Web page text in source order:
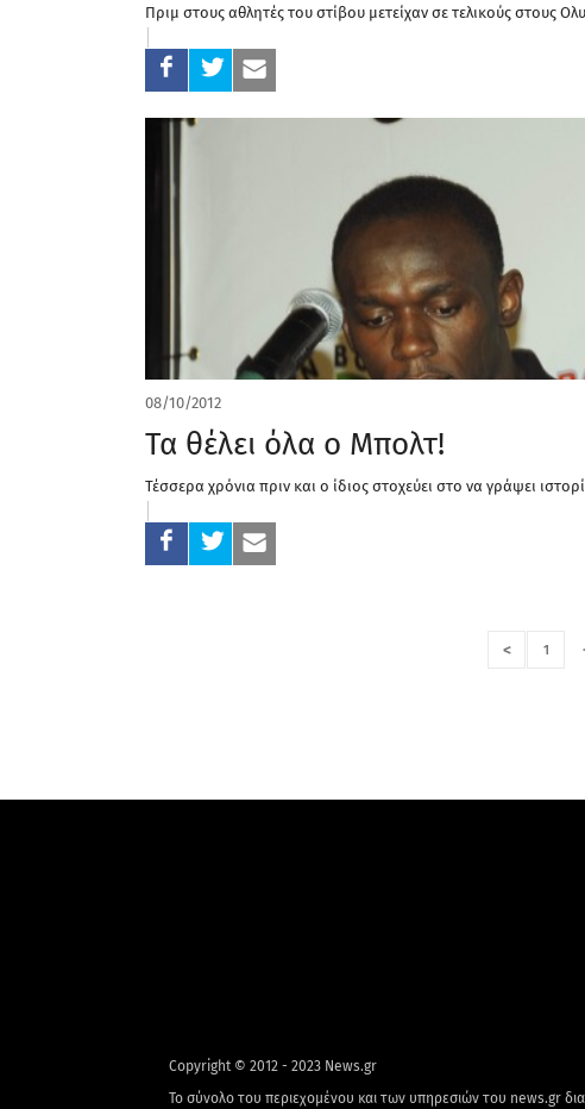
Πριμ στους αθλητές του στίβου μετείχαν σε τελικούς στους
08/10/2012
Τα θέλει όλα ο Μπολτ!
Τέσσερα χρόνια πριν και ο ίδιος στοχεύει στο να γράψει
< 1
Copyright © 2012 - 2023 News.gr
Το σύνολο του περιεχομένου και των υπηρεσιών του news.gr